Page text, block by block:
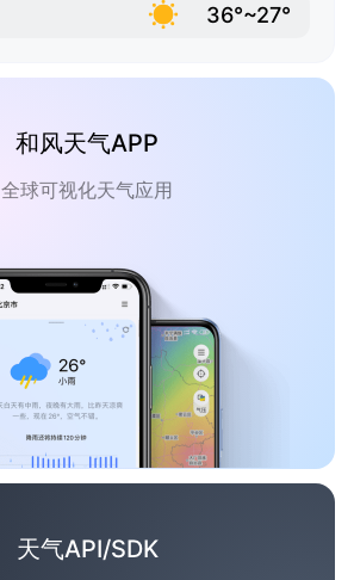
36°~27°
和风天气APP
全球可视化天气应用
天气API/SDK